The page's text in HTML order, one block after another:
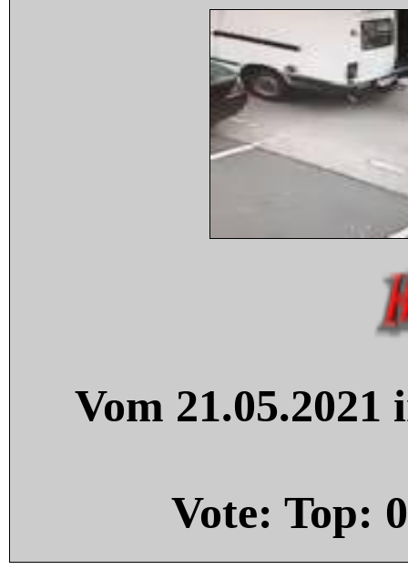
Vom
Vote: Top: 0